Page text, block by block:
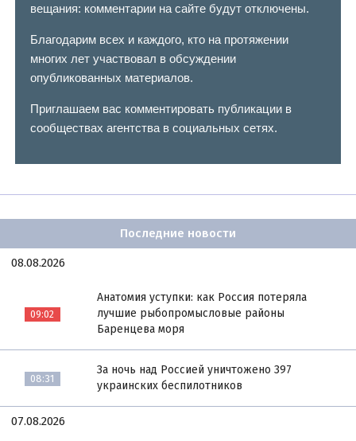
вещания: комментарии на сайте будут отключены.
Благодарим всех и каждого, кто на протяжении
многих лет участвовал в обсуждении
опубликованных материалов.
Приглашаем вас комментировать публикации в
сообществах агентства в социальных сетях.
Последние новости
08.08.2026
09:02
Анатомия уступки: как Россия потеряла
лучшие рыбопромысловые районы
Баренцева моря
08:31
За ночь над Россией уничтожено 397
украинских беспилотников
07.08.2026